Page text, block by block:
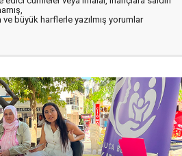
büyük harflerle yazılmış yorumlar